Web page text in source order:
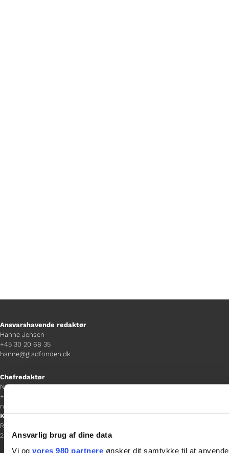
Ansvarlig brug af dine data
Vi og vores 980 partnere ønsker dit samtykke til at
Ansvarshavende redaktør
Hanne Jensen
+45 30 20 68 35
hanne@gladfonden.dk
Chefredaktør
Nathalie Bitton
+45 26 25 17 65
nathalie@tv-glad.dk
København
Rentemestervej 45-47
2400 NV